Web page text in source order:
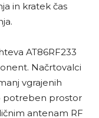
in kratek čas
AT86RF233
Načrtovalci
vgrajenih
potreben prostor
antenam RF